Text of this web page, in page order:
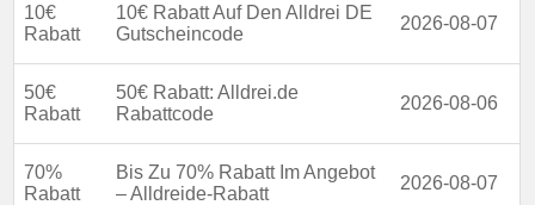
10€
Rabatt
10€ Rabatt Auf Den Alldrei DE
Gutscheincode
2026-08-07
50€
Rabatt
50€ Rabatt: Alldrei.de
Rabattcode
2026-08-06
70%
Rabatt
Bis Zu 70% Rabatt Im Angebot
– Alldreide-Rabatt
2026-08-07